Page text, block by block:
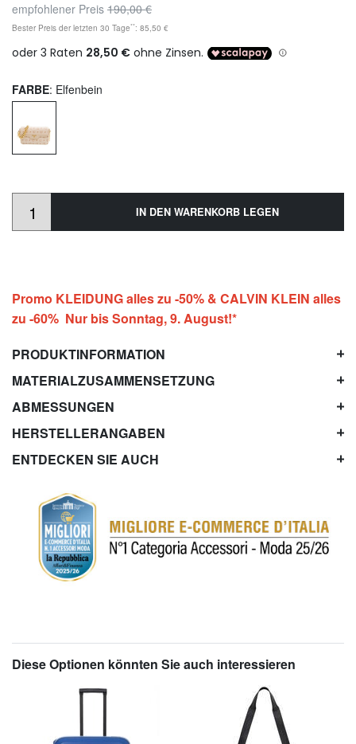
empfohlener Preis 190,00 €
Bester Preis der letzten 30 Tage**: 85,50 €
FARBE: Elfenbein
IN DEN WARENKORB LEGEN
Promo KLEIDUNG alles zu -50% & CALVIN KLEIN alles
zu -60% Nur bis Sonntag, 9. August!*
PRODUKTINFORMATION
MATERIALZUSAMMENSETZUNG
ABMESSUNGEN
HERSTELLERANGABEN
ENTDECKEN SIE AUCH
Diese Optionen könnten Sie auch interessieren